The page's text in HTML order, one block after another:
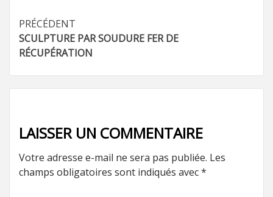
Navigation
d’article
PRÉCÉDENT
SCULPTURE PAR SOUDURE FER DE
RÉCUPÉRATION
LAISSER UN COMMENTAIRE
Votre adresse e-mail ne sera pas publiée. Les
champs obligatoires sont indiqués avec*